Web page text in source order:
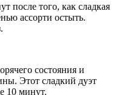
после того, как сладкая
ассорти остыть.
состояния и
Этот сладкий дуэт
10 минут.